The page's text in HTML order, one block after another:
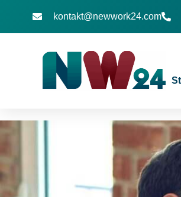
kontakt@newwork24.com